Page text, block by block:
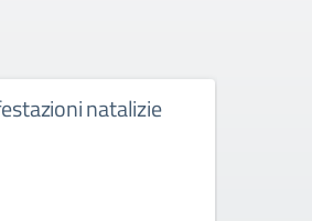
natalizie